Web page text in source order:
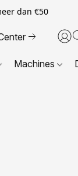
dan €50
Machines